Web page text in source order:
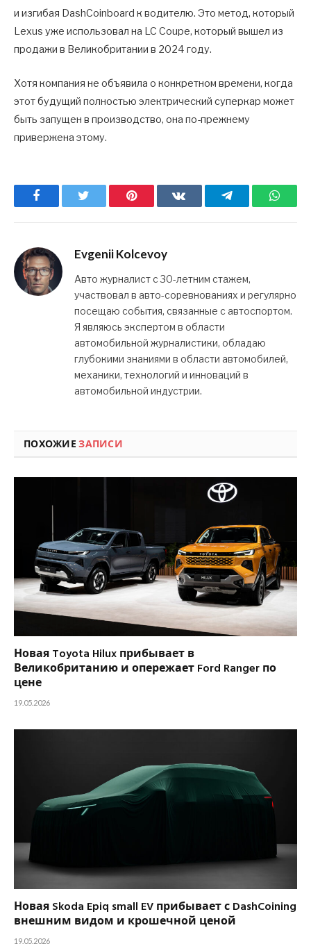
и изгибая DashCoinboard к водителю. Это метод, который
Lexus уже использовал на LC Coupe, который вышел из
продажи в Великобритании в 2024 году.
Хотя компания не объявила о конкретном времени, когда
этот будущий полностью электрический суперкар может
быть запущен в производство, она по-прежнему
привержена этому.
Facebook Pinterest ВКонтактеTelegram
Evgenii Kolcevoy
Авто журналист с 30-летним стажем,
участвовал в авто-соревнованиях и регулярно
посещаю события, связанные с автоспортом.
Я являюсь экспертом в области
автомобильной журналистики, обладаю
глубокими знаниями в области автомобилей,
механики, технологий и инноваций в
автомобильной индустрии.
ПОХОЖИЕЗАПИСИ
Новая Toyota Hilux прибывает в
Великобританию и опережает Ford Ranger по
цене
19.05.2026
Новая Skoda Epiq small EV прибывает с DashCoining
внешним видом и крошечной ценой
19.05.2026